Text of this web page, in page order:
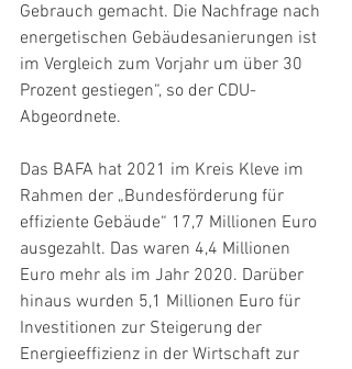
Gebrauch gemacht. Die Nachfrage nach
energetischen Gebäudesanierungen ist
im Vergleich zum Vorjahr um über 30
Prozent gestiegen“, so der CDU-
Abgeordnete.
Das BAFA hat 2021 im Kreis Kleve im
Rahmen der „Bundesförderung für
effiziente Gebäude“ 17,7 Millionen Euro
ausgezahlt. Das waren 4,4 Millionen
Euro mehr als im Jahr 2020. Darüber
hinaus wurden 5,1 Millionen Euro für
Investitionen zur Steigerung der
Energieeffizienz in der Wirtschaft zur